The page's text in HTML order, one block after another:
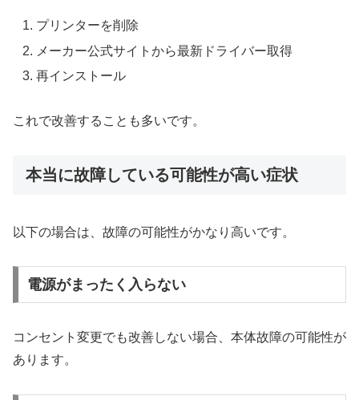
プリンターを削除
メーカー公式サイトから最新ドライバー取得
再インストール
これで改善することも多いです。
本当に故障している可能性が高い症状
以下の場合は、故障の可能性がかなり高いです。
電源がまったく入らない
コンセント変更でも改善しない場合、本体故障の可能性が
あります。